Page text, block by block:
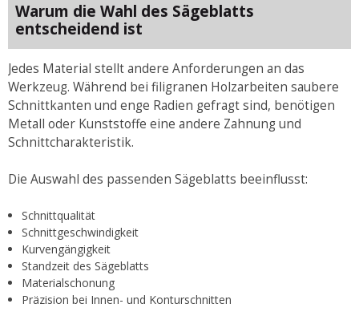
Warum die Wahl des Sägeblatts
entscheidend ist
Jedes Material stellt andere Anforderungen an das
Werkzeug. Während bei filigranen Holzarbeiten saubere
Schnittkanten und enge Radien gefragt sind, benötigen
Metall oder Kunststoffe eine andere Zahnung und
Schnittcharakteristik.
Die Auswahl des passenden Sägeblatts beeinflusst:
Schnittqualität
Schnittgeschwindigkeit
Kurvengängigkeit
Standzeit des Sägeblatts
Materialschonung
Präzision bei Innen- und Konturschnitten